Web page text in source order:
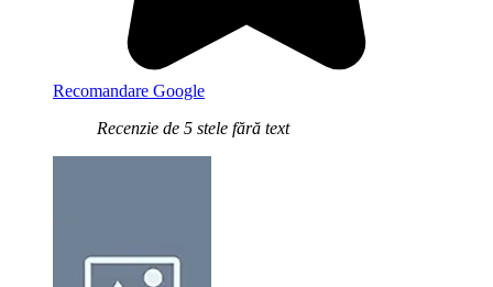
Recomandare Google
Recenzie de 5 stele fără text